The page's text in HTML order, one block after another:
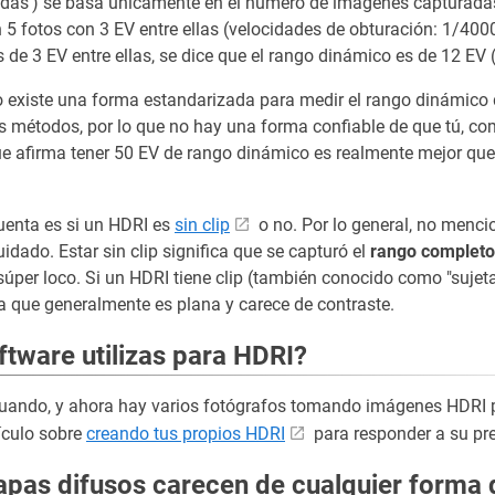
fotos con 3 EV entre ellas (velocidades de obturación: 1/
3 EV entre ellas, se dice que el rango dinámico es de 12 EV
una forma estandarizada para medir el rango dinámico
métodos, por lo que no hay una forma confiable de que tú,
afirma tener 50 EV de rango dinámico es realmente mejor
es si un HDRI es sin clip
o no. Por lo general, no
Estar sin clip significa que se capturó el rango
loco. Si un HDRI tiene clip (también conocido como
generalmente es plana y carece de contraste.
utilizas para HDRI?
y ahora hay varios fotógrafos tomando imágenes HDRI
sobre creando tus propios HDRI para responder a su
difusos carecen de cualquier forma